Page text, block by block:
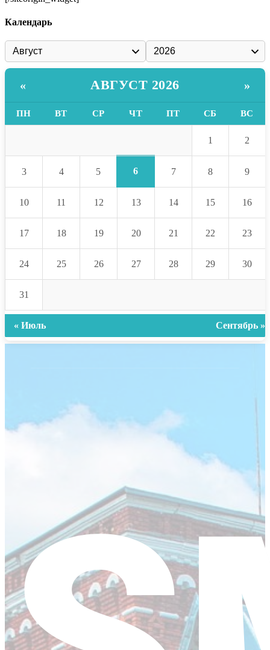
Календарь
« АВГУСТ 2026 »
ПН ВТ СР ЧТ ПТ СБ ВС
1 2
3 4 5 6 7 8 9
10 11 12 13 14 15 16
17 18 19 20 21 22 23
24 25 26 27 28 29 30
31
« Июль Сентябрь »